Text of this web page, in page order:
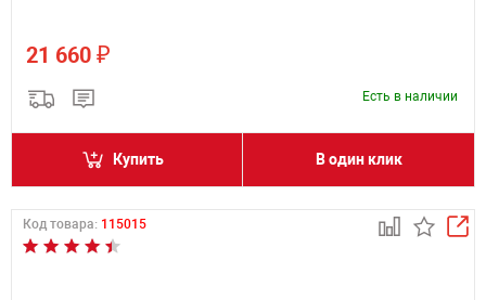
21 660 ₽
Есть в наличии
Купить В один клик
Код товара: 115015